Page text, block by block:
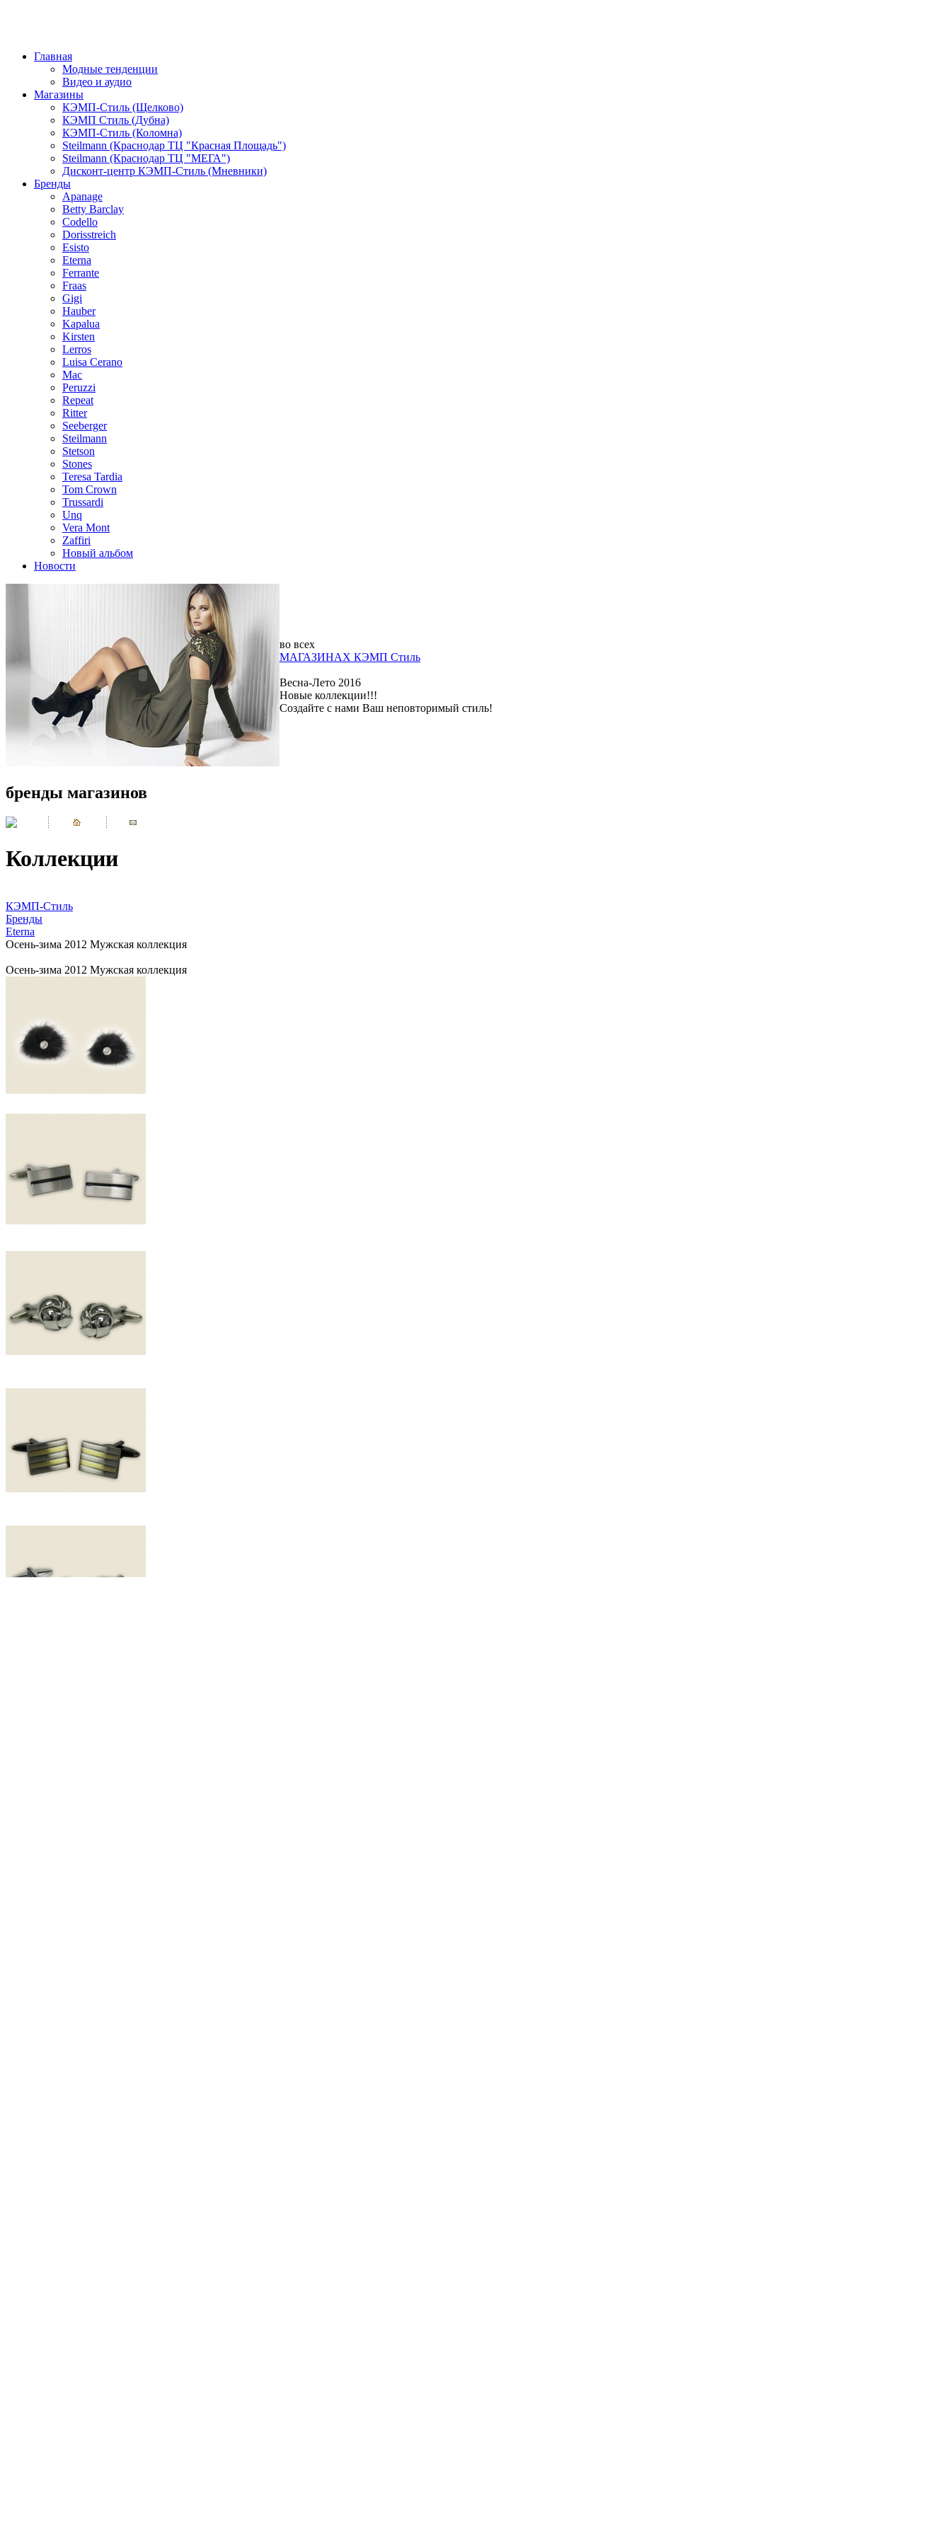
Главная
Модные тенденции
Видео и аудио
Магазины
КЭМП-Стиль (Щелково)
КЭМП Стиль (Дубна)
КЭМП-Стиль (Коломна)
Steilmann (Краснодар ТЦ "Красная Площадь")
Steilmann (Краснодар ТЦ "МЕГА")
Дисконт-центр КЭМП-Стиль (Мневники)
Бренды
Apanage
Betty Barclay
Codello
Dorisstreich
Esisto
Eterna
Ferrante
Fraas
Gigi
Hauber
Kapalua
Kirsten
Lerros
Luisa Cerano
Mac
Peruzzi
Repeat
Ritter
Seeberger
Steilmann
Stetson
Stones
Teresa Tardia
Tom Crown
Trussardi
Unq
Vera Mont
Zaffiri
Новый альбом
Новости
во всех
МАГАЗИНАХ КЭМП Стиль
Весна-Лето 2016
Новые коллекции!!!
Создайте с нами Ваш неповторимый стиль!
бренды магазинов
Коллекции
КЭМП-Стиль
Бренды
Eterna
Осень-зима 2012 Мужская коллекция
Осень-зима 2012 Мужская коллекция